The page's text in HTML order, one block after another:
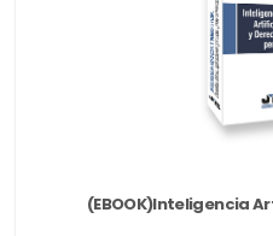
(EBOOK)Inteligencia